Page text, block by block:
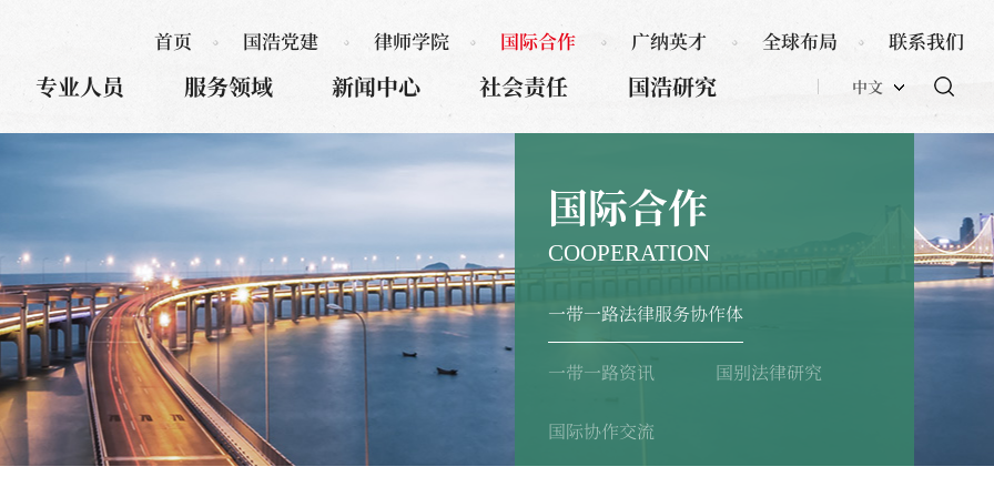
专业人员 服务领域 新闻中心 社会责任 国浩研究 中文
首页 国浩党建 律师学院 国际合作 广纳英才 全球布局 联系我们
国际合作
COOPERATION
一带一路法律服务协作体
一带一路资讯 国别法律研究
国际协作交流